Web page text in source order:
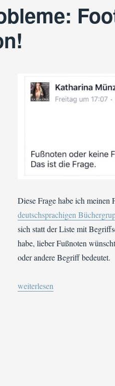
Diese Frage habe ich meinen
deutschsprachigen
sich statt der Liste mit
habe, lieber Fußnoten
oder andere Begriff bedeutet.
„Autorenprobleme: Footnote
weiterlesen